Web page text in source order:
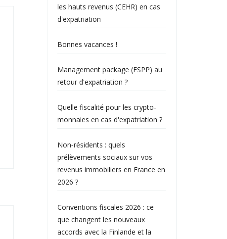
les hauts revenus (CEHR) en cas
d'expatriation
Bonnes vacances !
Management package (ESPP) au
retour d'expatriation ?
Quelle fiscalité pour les crypto-
monnaies en cas d'expatriation ?
Non‑résidents : quels
prélèvements sociaux sur vos
revenus immobiliers en France en
2026 ?
Conventions fiscales 2026 : ce
que changent les nouveaux
accords avec la Finlande et la